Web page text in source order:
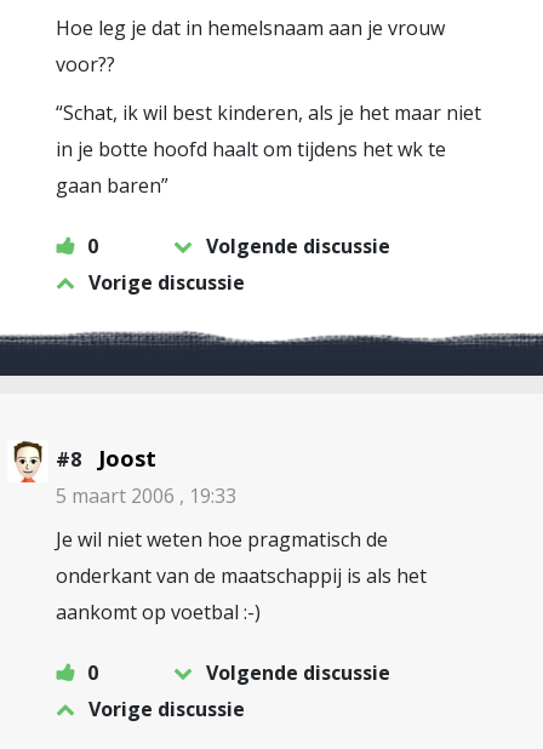
Hoe leg je dat in hemelsnaam aan je vrouw
voor??
“Schat, ik wil best kinderen, als je het maar niet
in je botte hoofd haalt om tijdens het wk te
gaan baren”
0
Volgende discussie
Vorige discussie
#8 Joost
5 maart 2006 , 19:33
Je wil niet weten hoe pragmatisch de
onderkant van de maatschappij is als het
aankomt op voetbal :-)
0
Volgende discussie
Vorige discussie